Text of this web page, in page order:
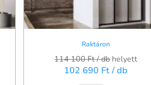
Raktáron
114 100 Ft/ db helyett
102 690 Ft / db